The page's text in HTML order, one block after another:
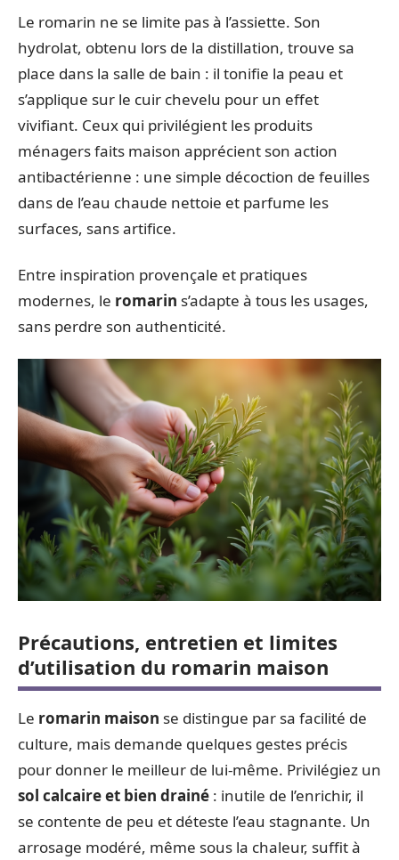
Le romarin ne se limite pas à l’assiette. Son
hydrolat, obtenu lors de la distillation, trouve sa
place dans la salle de bain : il tonifie la peau et
s’applique sur le cuir chevelu pour un effet
vivifiant. Ceux qui privilégient les produits
ménagers faits maison apprécient son action
antibactérienne : une simple décoction de feuilles
dans de l’eau chaude nettoie et parfume les
surfaces, sans artifice.
Entre inspiration provençale et pratiques
modernes, le romarin s’adapte à tous les usages,
sans perdre son authenticité.
Précautions, entretien et limites
d’utilisation du romarin maison
Le romarin maison se distingue par sa facilité de
culture, mais demande quelques gestes précis
pour donner le meilleur de lui-même. Privilégiez un
sol calcaire et bien drainé : inutile de l’enrichir, il
se contente de peu et déteste l’eau stagnante. Un
arrosage modéré, même sous la chaleur, suffit à